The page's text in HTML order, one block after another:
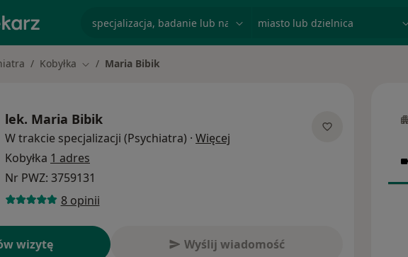
Kobyłka Zmień miasto
Maria Bibik
lek. Maria Bibik
W trakcie specjalizacji (Psychiatra) · Więcej
Kobyłka 1 adres
Nr PWZ: 3759131
8 opinii
wizytę Wyślij wiadomość